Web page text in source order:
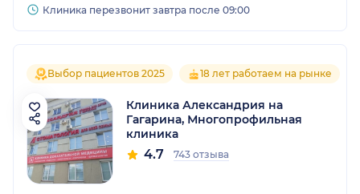
Клиника перезвонит завтра после 09:00
Выбор пациентов 2025 18 лет работаем на рынке
Клиника Александрия на
Гагарина, Многопрофильная
клиника
4.7 743 отзыва